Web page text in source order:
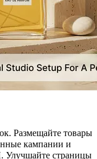
Размещайте товары
кампании и
Улучшайте страницы